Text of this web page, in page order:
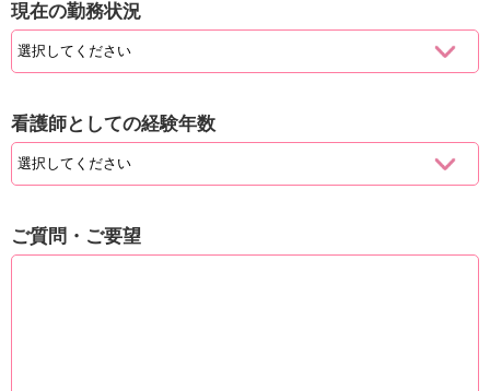
現在の勤務状況
看護師としての経験年数
ご質問・ご要望